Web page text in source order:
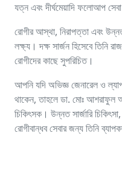
যত্ন এবং দীর্ঘমেয়াদি ফলোআপ
রোগীর আস্থা, নিরাপত্তা এবং উন্নত
লক্ষ্য। দক্ষ সার্জন হিসেবে তিনি
রোগীদের কাছে সুপরিচিত।
আপনি যদি অভিজ্ঞ জেনারেল ও
থাকেন, তাহলে ডা. মোঃ আশরাফুল
চিকিৎসক। উন্নত সার্জারি
রোগীবান্ধব সেবার জন্য তিনি